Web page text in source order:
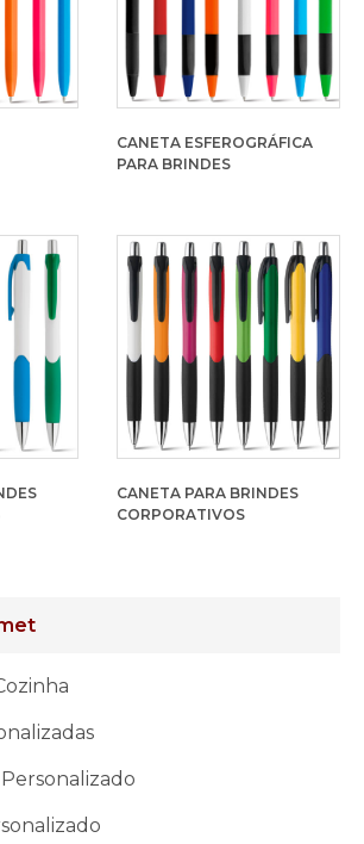
CANETA ESFEROGRÁFICA
PARA BRINDES
CANETA PARA BRINDES
CORPORATIVOS